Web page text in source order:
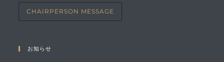
CHAIRPERSON MESSAGE
お知らせ